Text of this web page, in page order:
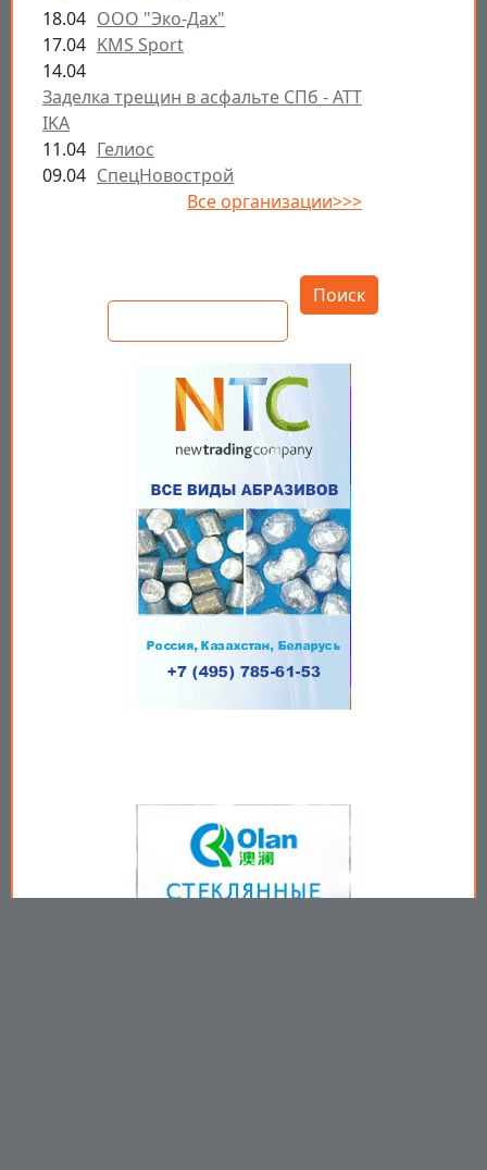
18.04 ООО "Эко-Дах"
17.04 KMS Sport
14.04
Заделка трещин в асфальте СПб - ATT
IKA
11.04 Гелиос
09.04 СпецНовострой
Все организации>>>